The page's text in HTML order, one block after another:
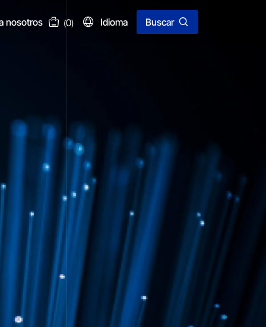
nosotros (0) Idioma Buscar